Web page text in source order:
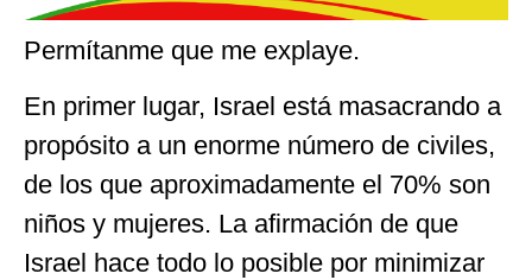
Permítanme que me explaye.
En primer lugar, Israel está masacrando a
propósito a un enorme número de civiles,
de los que aproximadamente el 70% son
niños y mujeres. La afirmación de que
Israel hace todo lo posible por minimizar